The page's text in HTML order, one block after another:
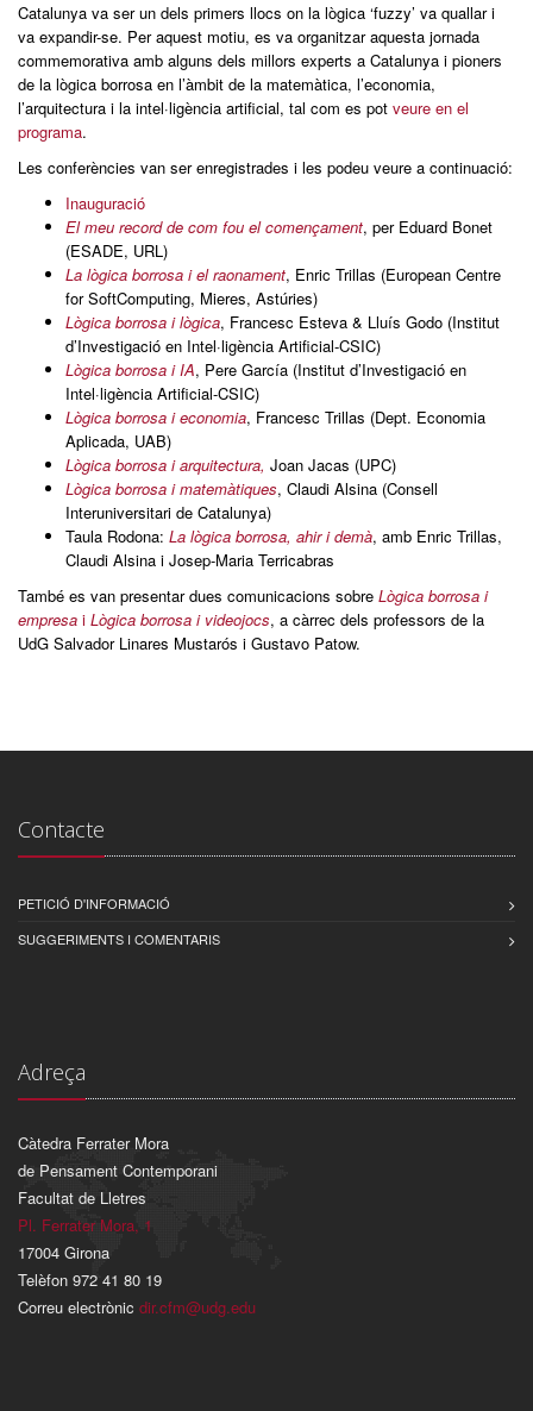
Catalunya va ser un dels primers llocs on la lògica ‘fuzzy’ va quallar i
va expandir-se. Per aquest motiu, es va organitzar aquesta jornada
commemorativa amb alguns dels millors experts a Catalunya i pioners
de la lògica borrosa en l’àmbit de la matemàtica, l’economia,
l’arquitectura i la intel·ligència artificial, tal com es pot veure en el
programa.
Les conferències van ser enregistrades i les podeu veure a continuació:
Inauguració
El meu record de com fou el començament, per Eduard Bonet
(ESADE, URL)
La lògica borrosa i el raonament, Enric Trillas (European Centre
for SoftComputing, Mieres, Astúries)
Lògica borrosa i lògica, Francesc Esteva & Lluís Godo (Institut
d’Investigació en Intel·ligència Artificial-CSIC)
Lògica borrosa i IA, Pere García (Institut d’Investigació en
Intel·ligència Artificial-CSIC)
Lògica borrosa i economia, Francesc Trillas (Dept. Economia
Aplicada, UAB)
Lògica borrosa i arquitectura, Joan Jacas (UPC)
Lògica borrosa i matemàtiques, Claudi Alsina (Consell
Interuniversitari de Catalunya)
Taula Rodona: La lògica borrosa, ahir i demà, amb Enric Trillas,
Claudi Alsina i Josep-Maria Terricabras
També es van presentar dues comunicacions sobre Lògica borrosa i
empresa i Lògica borrosa i videojocs, a càrrec dels professors de la
UdG Salvador Linares Mustarós i Gustavo Patow.
Contacte
PETICIÓ D'INFORMACIÓ
SUGGERIMENTS I COMENTARIS
Adreça
Càtedra Ferrater Mora
de Pensament Contemporani
Facultat de Lletres
Pl. Ferrater Mora, 1
17004 Girona
Telèfon 972 41 80 19
Correu electrònic dir.cfm@udg.edu